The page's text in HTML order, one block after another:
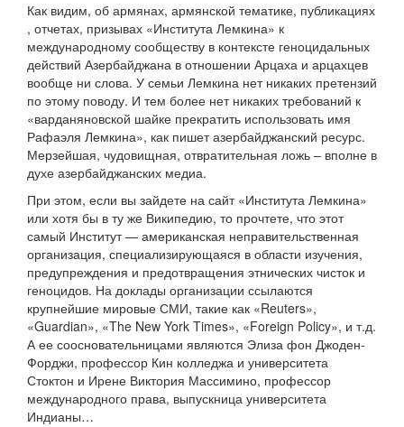
Как видим, об армянах, армянской тематике, публикациях
, отчетах, призывах «Института Лемкина» к
международному сообществу в контексте геноцидальных
действий Азербайджана в отношении Арцаха и арцахцев
вообще ни слова. У семьи Лемкина нет никаких претензий
по этому поводу. И тем более нет никаких требований к
«варданяновской шайке прекратить использовать имя
Рафаэля Лемкина», как пишет азербайджанский ресурс.
Мерзейшая, чудовищная, отвратительная ложь – вполне в
духе азербайджанских медиа.
При этом, если вы зайдете на сайт «Института Лемкина»
или хотя бы в ту же Википедию, то прочтете, что этот
самый Институт — американская неправительственная
организация, специализирующаяся в области изучения,
предупреждения и предотвращения этнических чисток и
геноцидов. На доклады организации ссылаются
крупнейшие мировые СМИ, такие как «Reuters»,
«Guardian», «The New York Times», «Foreign Policy», и т.д.
А ее соосновательницами являются Элиза фон Джоден-
Форджи, профессор Кин колледжа и университета
Стоктон и Ирене Виктория Массимино, профессор
международного права, выпускница университета
Индианы…